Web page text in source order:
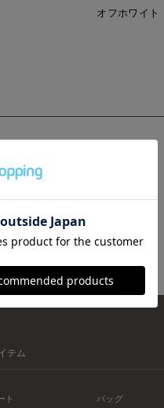
オフホワイト
テム
ト バッグ